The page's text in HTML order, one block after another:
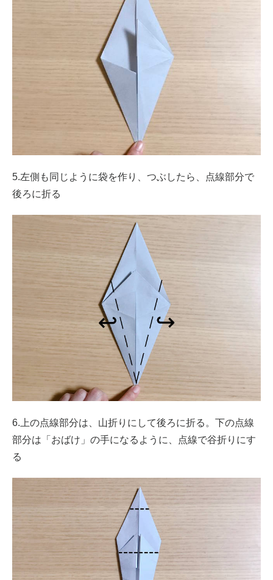
5.左側も同じように袋を作り、つぶしたら、点線部分で
後ろに折る
6.上の点線部分は、山折りにして後ろに折る。下の点線
部分は「おばけ」の手になるように、点線で谷折りにす
る